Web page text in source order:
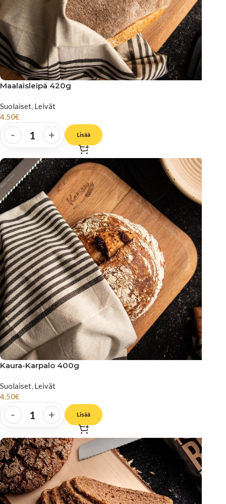
Maalaisleipä 420g
Suolaiset, Leivät
4.50€
- + Lisää
Kaura-Karpalo 400g
Suolaiset, Leivät
4.50€
- + Lisää